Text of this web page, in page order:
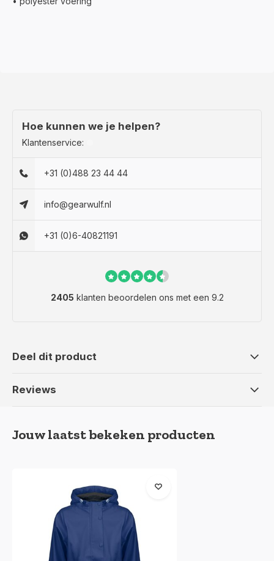
Hoe kunnen we je helpen?
Klantenservice:
+31 (0)488 23 44 44
info@gearwulf.nl
+31 (0)6-40821191
2405 klanten beoordelen ons met een 9.2
Deel dit product
Reviews
Jouw laatst bekeken producten